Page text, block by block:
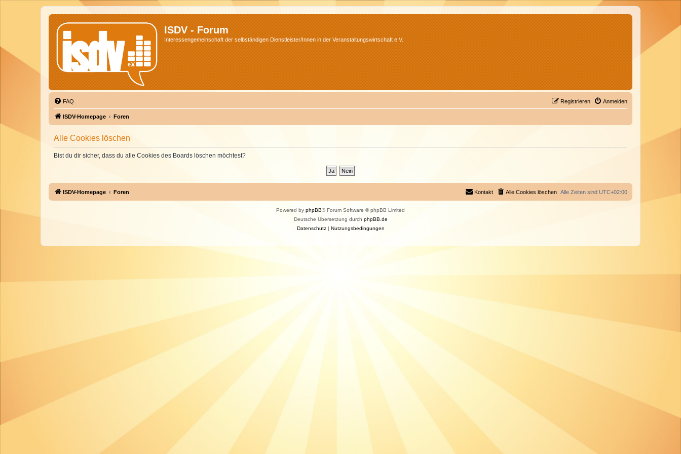
ISDV - Forum
Interessengemeinschaft der selbständigen Dienstleister/Innen in der Veranstaltungswirtschaft e.V.
FAQ Anmelden
Registrieren
ISDV-Homepage Foren
Alle Cookies löschen
Bist du dir sicher, dass du alle Cookies des Boards löschen möchtest?
ISDV-Homepage Foren Alle Zeiten sind UTC+02:00
Alle Cookies löschen
Kontakt
Powered by phpBB® Forum Software © phpBB Limited
Deutsche Übersetzung durch phpBB.de
Datenschutz| Nutzungsbedingungen